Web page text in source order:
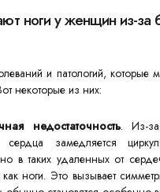
ноги у женщин из-за
и патологий, которые
некоторые из них:
недостаточность. Из-
сердца замедляется
в таких удаленных от
как ноги. Это вызывает